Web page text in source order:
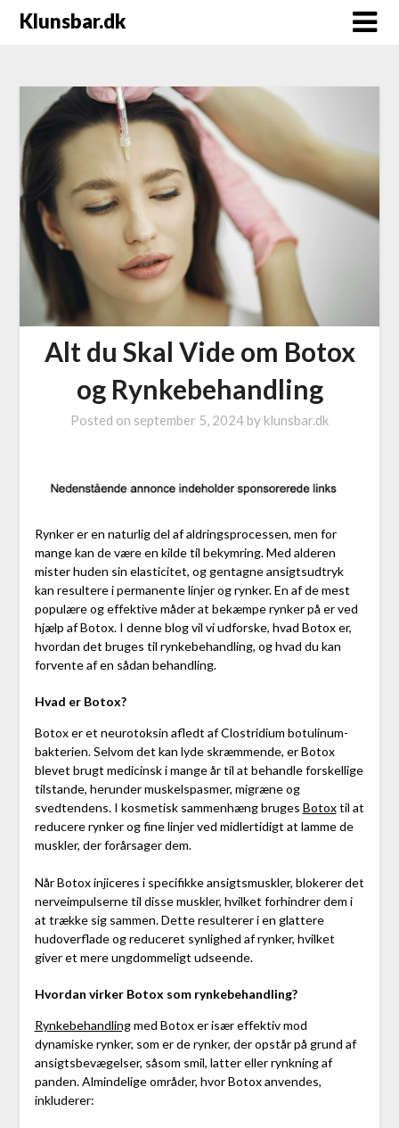
Klunsbar.dk
Alt du Skal Vide om Botox
og Rynkebehandling
Posted on september 5, 2024 by klunsbar.dk
Rynker er en naturlig del af aldringsprocessen, men for
mange kan de være en kilde til bekymring. Med alderen
mister huden sin elasticitet, og gentagne ansigtsudtryk
kan resultere i permanente linjer og rynker. En af de mest
populære og effektive måder at bekæmpe rynker på er ved
hjælp af Botox. I denne blog vil vi udforske, hvad Botox er,
hvordan det bruges til rynkebehandling, og hvad du kan
forvente af en sådan behandling.
Hvad er Botox?
Botox er et neurotoksin afledt af Clostridium botulinum-
bakterien. Selvom det kan lyde skræmmende, er Botox
blevet brugt medicinsk i mange år til at behandle forskellige
tilstande, herunder muskelspasmer, migræne og
svedtendens. I kosmetisk sammenhæng bruges Botoxtil at
reducere rynker og fine linjer ved midlertidigt at lamme de
muskler, der forårsager dem.
Når Botox injiceres i specifikke ansigtsmuskler, blokerer det
nerveimpulserne til disse muskler, hvilket forhindrer dem i
at trække sig sammen. Dette resulterer i en glattere
hudoverflade og reduceret synlighed af rynker, hvilket
giver et mere ungdommeligt udseende.
Hvordan virker Botox som rynkebehandling?
Rynkebehandlingmed Botox er især effektiv mod
dynamiske rynker, som er de rynker, der opstår på grund af
ansigtsbevægelser, såsom smil, latter eller rynkning af
panden. Almindelige områder, hvor Botox anvendes,
inkluderer: